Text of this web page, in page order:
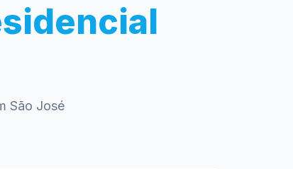
São José